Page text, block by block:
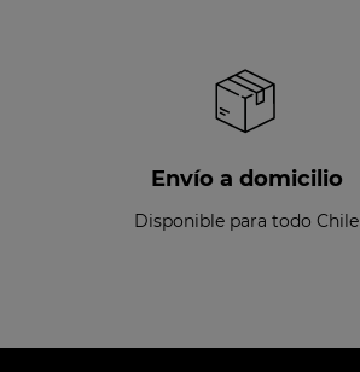
Envío a domicilio
Disponible para todo Chile